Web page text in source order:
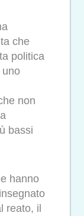
che
politica
uno
non
bassi
hanno
reato, il